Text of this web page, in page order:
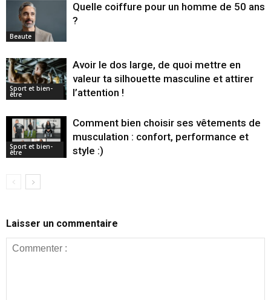
Beaute
Quelle coiffure pour un homme de 50 ans
?
Sport et bien-
être
Avoir le dos large, de quoi mettre en
valeur ta silhouette masculine et attirer
l’attention !
Sport et bien-
être
Comment bien choisir ses vêtements de
musculation : confort, performance et
style :)
Laisser un commentaire